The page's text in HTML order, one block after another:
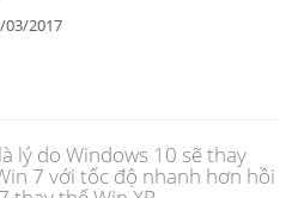
03/2017
lý do Windows 10 sẽ thay
7 với tốc độ nhanh hơn hồi